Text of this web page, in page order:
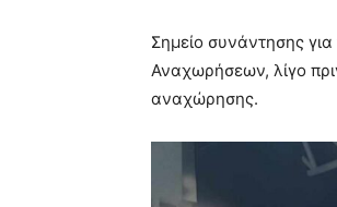
Σημείο συνάντησης
Αναχωρήσεων, λίγο
αναχώρησης.